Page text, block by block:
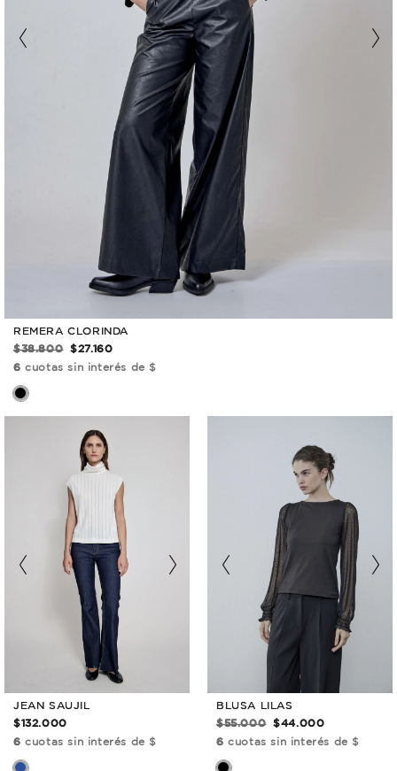
REMERA CLORINDA
$38.800
$27.160
6 cuotas sin interés de $
JEAN SAUJIL
$132.000
6 cuotas sin interés de $
BLUSA LILAS
$55.000
$44.000
6 cuotas sin interés de $